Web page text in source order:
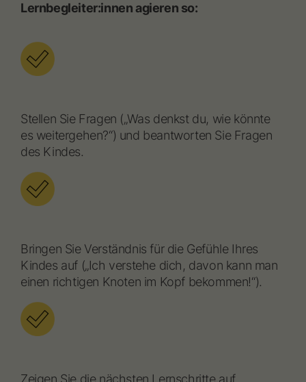
Lernbegleiter:innen agieren so:
Stellen Sie Fragen („Was denkst du, wie könnte
es weitergehen?“) und beantworten Sie Fragen
des Kindes.
Bringen Sie Verständnis für die Gefühle Ihres
Kindes auf („Ich verstehe dich, davon kann man
einen richtigen Knoten im Kopf bekommen!“).